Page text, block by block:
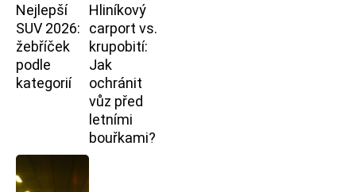
Nejlepší
SUV 2026:
žebříček
podle
kategorií
Hliníkový
carport vs.
krupobití:
Jak
ochránit
vůz před
letními
bouřkami?